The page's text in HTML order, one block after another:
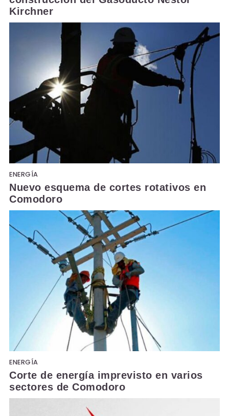
Kirchner
ENERGÍA
Nuevo esquema de cortes rotativos en
Comodoro
ENERGÍA
Corte de energía imprevisto en varios
sectores de Comodoro